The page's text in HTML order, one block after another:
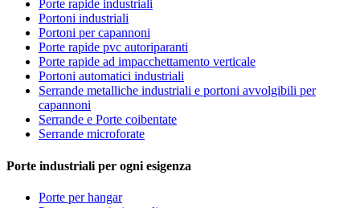
Porte rapide industriali
Portoni industriali
Portoni per capannoni
Porte rapide pvc autoriparanti
Porte rapide ad impacchettamento verticale
Portoni automatici industriali
Serrande metalliche industriali e portoni avvolgibili per
capannoni
Serrande e Porte coibentate
Serrande microforate
Porte industriali per ogni esigenza
Porte per hangar